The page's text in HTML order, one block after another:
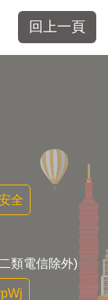
回上一頁
全
類電信除外)